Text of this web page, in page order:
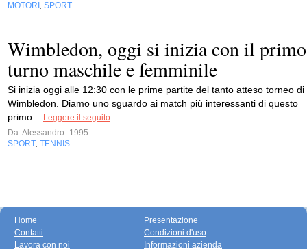
MOTORI
SPORT
Wimbledon, oggi si inizia con il primo
turno maschile e femminile
Si inizia oggi alle 12:30 con le prime partite del tanto atteso torneo di
Wimbledon. Diamo uno sguardo ai match più interessanti di questo
primo...
Leggere il seguito
Da Alessandro_1995
SPORT TENNIS
Home
Contatti
Lavora con noi
Presentazione
Condizioni d'uso
Informazioni azienda